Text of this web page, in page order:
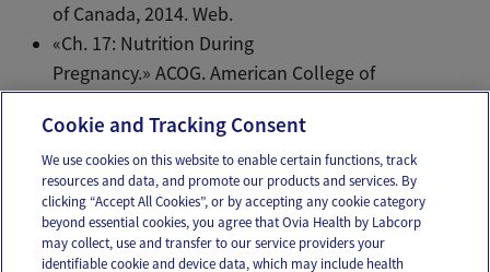
of Canada, 2014. Web.
«Ch. 17: Nutrition During
Pregnancy.» ACOG. American College of
Email Text
Cookie and Tracking Consent
We use cookies on this website to enable certain functions, track
resources and data, and promote our products and services. By
clicking “Accept All Cookies”, or by accepting any cookie category
beyond essential cookies, you agree that Ovia Health by Labcorp
may collect, use and transfer to our service providers your
identifiable cookie and device data, which may include health